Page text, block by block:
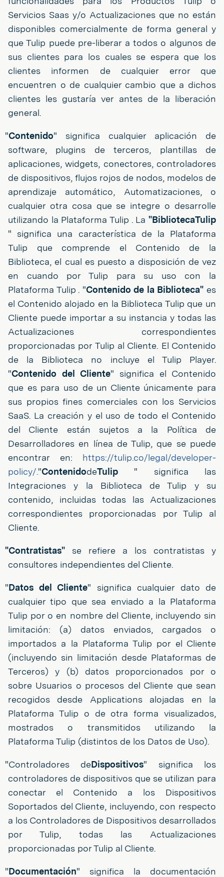
Servicios Saas y/o Actualizaciones que no están
disponibles comercialmente de forma general y
que Tulip puede pre-liberar a todos o algunos de
sus clientes para los cuales se espera que los
clientes informen de cualquier error que
encuentren o de cualquier cambio que a dichos
clientes les gustaría ver antes de la liberación
general.
"Contenido" significa cualquier aplicación de
software, plugins de terceros, plantillas de
aplicaciones, widgets, conectores, controladores
de dispositivos, flujos rojos de nodos, modelos de
aprendizaje automático, Automatizaciones, o
cualquier otra cosa que se integre o desarrolle
utilizando la Plataforma Tulip . La "BibliotecaTulip
" significa una característica de la Plataforma
Tulip que comprende el Contenido de la
Biblioteca, el cual es puesto a disposición de vez
en cuando por Tulip para su uso con la
Plataforma Tulip . "Contenido de la Biblioteca" es
el Contenido alojado en la Biblioteca Tulip que un
Cliente puede importar a su instancia y todas las
Actualizaciones correspondientes
proporcionadas por Tulip al Cliente. El Contenido
de la Biblioteca no incluye el Tulip Player.
"Contenido del Cliente" significa el Contenido
que es para uso de un Cliente únicamente para
sus propios fines comerciales con los Servicios
SaaS. La creación y el uso de todo el Contenido
del Cliente están sujetos a la Política de
Desarrolladores en línea de Tulip, que se puede
encontrar en: https://tulip.co/legal/developer-
policy/."ContenidodeTulip " significa las
Integraciones y la Biblioteca de Tulip y su
contenido, incluidas todas las Actualizaciones
correspondientes proporcionadas por Tulip al
Cliente.
"Contratistas"se refiere a los contratistas y
consultores independientes del Cliente.
"Datos del Cliente" significa cualquier dato de
cualquier tipo que sea enviado a la Plataforma
Tulip por o en nombre del Cliente, incluyendo sin
limitación: (a) datos enviados, cargados o
importados a la Plataforma Tulip por el Cliente
(incluyendo sin limitación desde Plataformas de
Terceros) y (b) datos proporcionados por o
sobre Usuarios o procesos del Cliente que sean
recogidos desde Applications alojadas en la
Plataforma Tulip o de otra forma visualizados,
mostrados o transmitidos utilizando la
Plataforma Tulip (distintos de los Datos de Uso).
"Controladores deDispositivos" significa los
controladores de dispositivos que se utilizan para
conectar el Contenido a los Dispositivos
Soportados del Cliente, incluyendo, con respecto
a los Controladores de Dispositivos desarrollados
por Tulip, todas las Actualizaciones
proporcionadas por Tulip al Cliente.
"Documentación" significa la documentación